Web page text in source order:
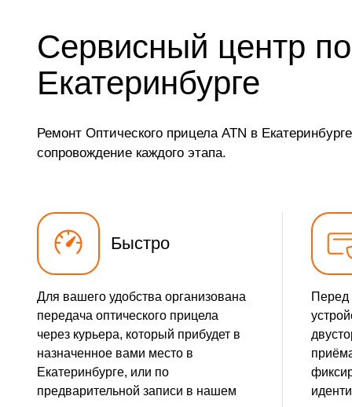
Сервисный центр
Екатеринбурге
Ремонт Оптического прицела ATN в
сопровождение каждого этапа.
Быстро
Для вашего удобства организована
передача оптического прицела
через курьера, который прибудет в
назначенное вами место в
Екатеринбурге, или по
предварительной записи в нашем
Перед